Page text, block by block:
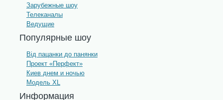
Зарубежные шоу
Телеканалы
Ведущие
Популярные шоу
Від пацанки до панянки
Проект «Перфект»
Киев днем и ночью
Модель XL
Информация